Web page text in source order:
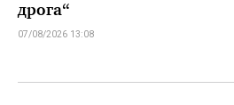
дрога“
07/08/2026 13:08